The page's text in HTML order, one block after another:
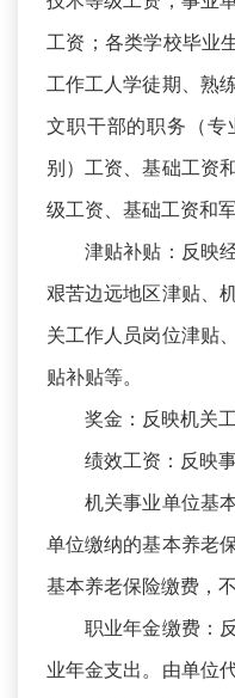
工资；各类学校毕业
工作工人学徒期、熟
文职干部的职务（专
别）工资、基础工资
级工资、基础工资和
津贴补贴：反映经
艰苦边远地区津贴、
关工作人员岗位津贴
贴补贴等。
奖金：反映机关工
绩效工资：反映事
机关事业单位基本
单位缴纳的基本养老
基本养老保险缴费，
职业年金缴费：反
业年金支出。由单位